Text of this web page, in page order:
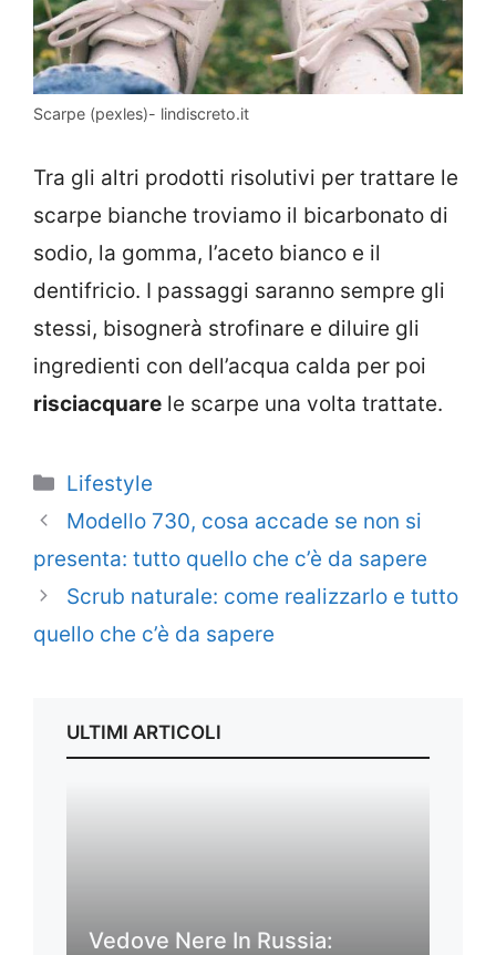
Scarpe (pexles)- lindiscreto.it
Tra gli altri prodotti risolutivi per trattare le
scarpe bianche troviamo il bicarbonato di
sodio, la gomma, l’aceto bianco e il
dentifricio. I passaggi saranno sempre gli
stessi, bisognerà strofinare e diluire gli
ingredienti con dell’acqua calda per poi
risciacquare le scarpe una volta trattate.
Categorie
Lifestyle
Modello 730, cosa accade se non si
presenta: tutto quello che c’è da sapere
Scrub naturale: come realizzarlo e tutto
quello che c’è da sapere
ULTIMI ARTICOLI
Vedove Nere In Russia: